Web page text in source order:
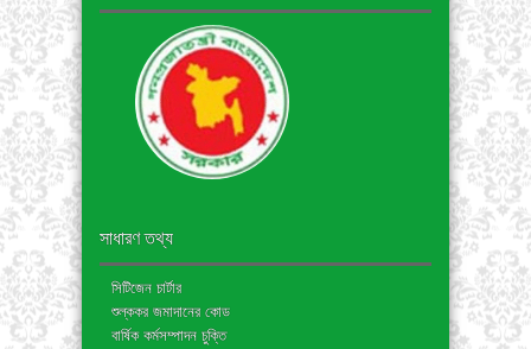
সাধারণ তথ্য
সিটিজেন চার্টার
শুল্ককর জমাদানের কোড
বার্ষিক কর্মসম্পাদন চুক্তি